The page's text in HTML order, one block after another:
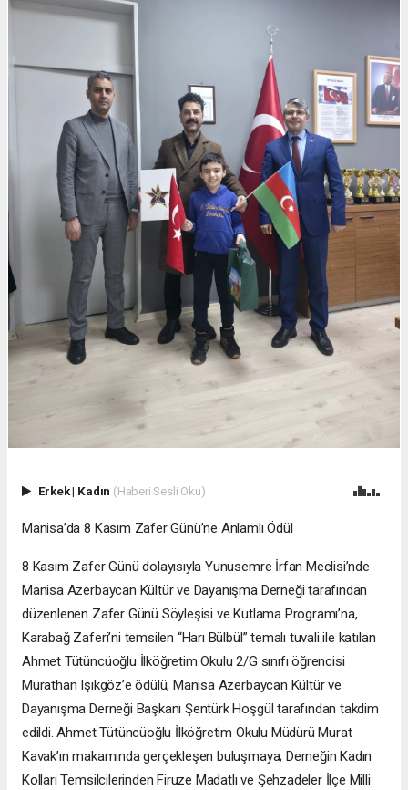
Erkek| Kadın (Haberi Sesli Oku)
Manisa’da 8 Kasım Zafer Günü’ne Anlamlı Ödül
8 Kasım Zafer Günü dolayısıyla Yunusemre İrfan Meclisi’nde
Manisa Azerbaycan Kültür ve Dayanışma Derneği tarafından
düzenlenen Zafer Günü Söyleşisi ve Kutlama Programı’na,
Karabağ Zaferi’ni temsilen “Harı Bülbül” temalı tuvali ile katılan
Ahmet Tütüncüoğlu İlköğretim Okulu 2/G sınıfı öğrencisi
Murathan Işıkgöz’e ödülü, Manisa Azerbaycan Kültür ve
Dayanışma Derneği Başkanı Şentürk Hoşgül tarafından takdim
edildi. Ahmet Tütüncüoğlu İlköğretim Okulu Müdürü Murat
Kavak’ın makamında gerçekleşen buluşmaya; Derneğin Kadın
Kolları Temsilcilerinden Firuze Madatlı ve Şehzadeler İlçe Milli